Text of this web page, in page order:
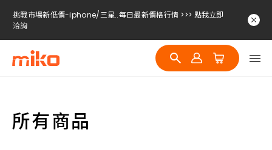
挑戰市場新低價-iphone/三星..每日最新價格行情 >>> 點我立即
洽詢
挑戰市場新低價-iphone/三星..每日最新價格行情 >>> 點我立即
洽詢
挑戰市場新低價-iphone/三星..每日最新價格行情 >>> 點我立即
所有商品